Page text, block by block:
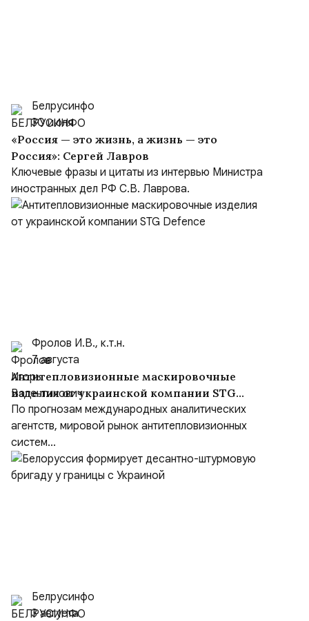
Белрусинфо
30 июля
«Россия — это жизнь, а жизнь — это
Россия»: Сергей Лавров
Ключевые фразы и цитаты из интервью Министра
иностранных дел РФ С.В. Лаврова.
Фролов И.В., к.т.н.
7 августа
Антитепловизионные маскировочные
изделия от украинской компании STG
Defence
По прогнозам международных аналитических
агентств, мировой рынок антитепловизионных
систем...
Белрусинфо
3 августа